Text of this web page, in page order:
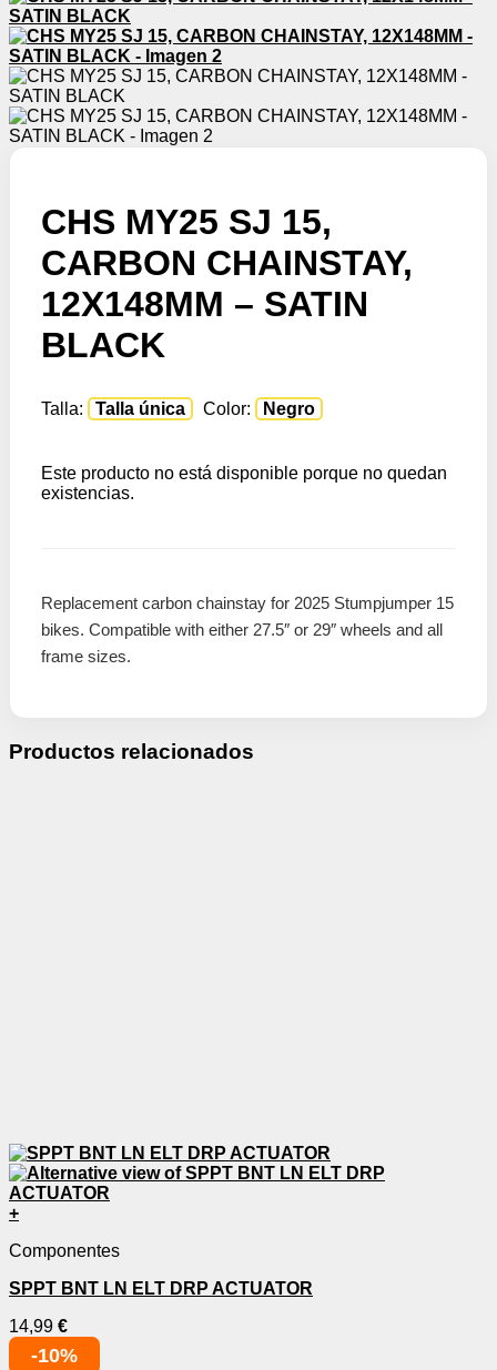
CHS MY25 SJ 15,
CARBON CHAINSTAY,
12X148MM – SATIN
BLACK
Talla: Talla única Color: Negro
Este producto no está disponible porque no quedan
existencias.
Replacement carbon chainstay for 2025 Stumpjumper 15
bikes. Compatible with either 27.5″ or 29″ wheels and all
frame sizes.
Productos relacionados
+
Componentes
SPPT BNT LN ELT DRP ACTUATOR
14,99 €
-10%